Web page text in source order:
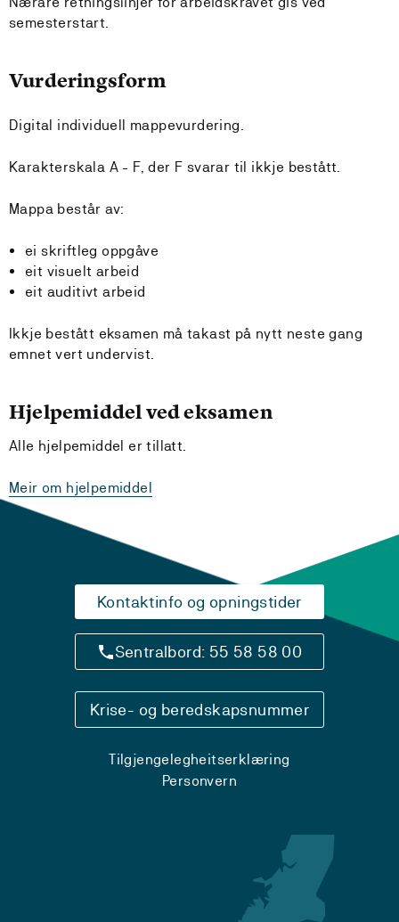
semesterstart.
Vurderingsform
Digital individuell mappevurdering.
Karakterskala A - F, der F svarar til ikkje bestått.
Mappa består av:
ei skriftleg oppgåve
eit visuelt arbeid
eit auditivt arbeid
Ikkje bestått eksamen må takast på nytt neste gang
emnet vert undervist.
Hjelpemiddel ved eksamen
Alle hjelpemiddel er tillatt.
Meir om hjelpemiddel
Kontaktinfo og opningstider
Sentralbord: 55 58 58 00
Krise- og beredskapsnummer
Tilgjengelegheitserklæring
Personvern